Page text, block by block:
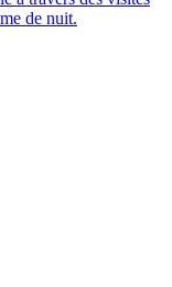
de nuit.